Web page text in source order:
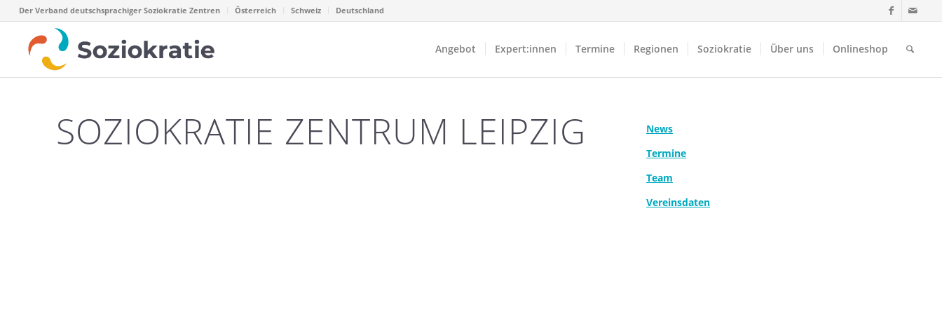
Der Verband deutschsprachiger Soziokratie Zentren Österreich Schweiz Deutschland
Angebot Expert:innen Termine Regionen Soziokratie Über uns Onlineshop
SOZIOKRATIE ZENTRUM LEIPZIG
News
Termine
Team
Vereinsdaten